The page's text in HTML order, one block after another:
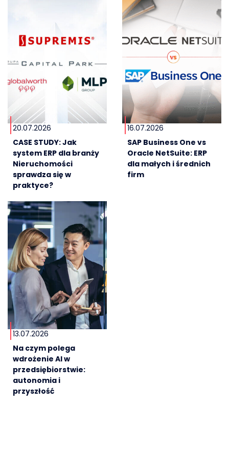
20.07.2026
CASE STUDY: Jak
system ERP dla branży
Nieruchomości
sprawdza się w
praktyce?
16.07.2026
SAP Business One vs
Oracle NetSuite: ERP
dla małych i średnich
firm
13.07.2026
Na czym polega
wdrożenie AI w
przedsiębiorstwie:
autonomia i
przyszłość